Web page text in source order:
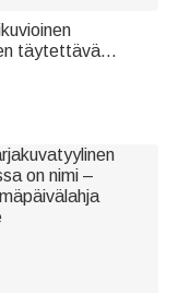
täytettävä
– päivittäiseen